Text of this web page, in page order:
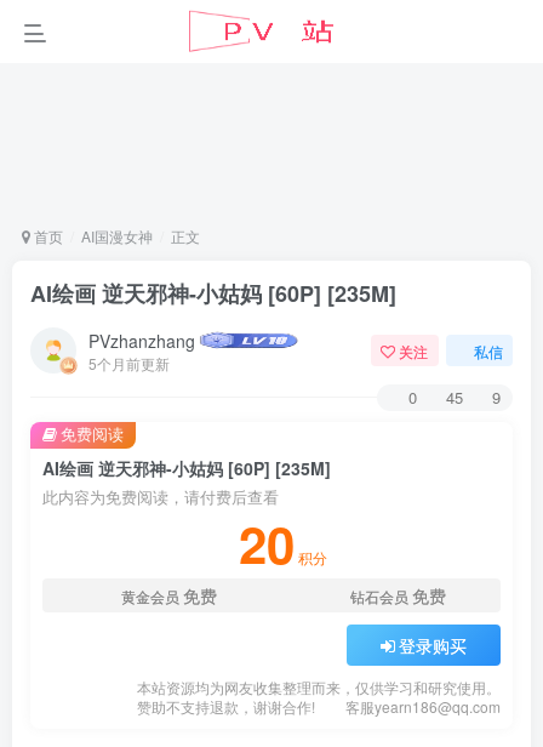
首页 AI国漫女神 正文
AI绘画 逆天邪神-小姑妈 [60P] [235M]
PVzhanzhang
5个月前更新
关注 私信
0 45 9
AI绘画 逆天邪神-小姑妈 [60P] [235M]
此内容为免费阅读，请付费后查看
20 积分
黄金会员 免费 钻石会员 免费
登录购买
本站资源均为网友收集整理而来，仅供学习和研究使用。
赞助不支持退款，谢谢合作!
客服yearn186@qq.com
免费阅读